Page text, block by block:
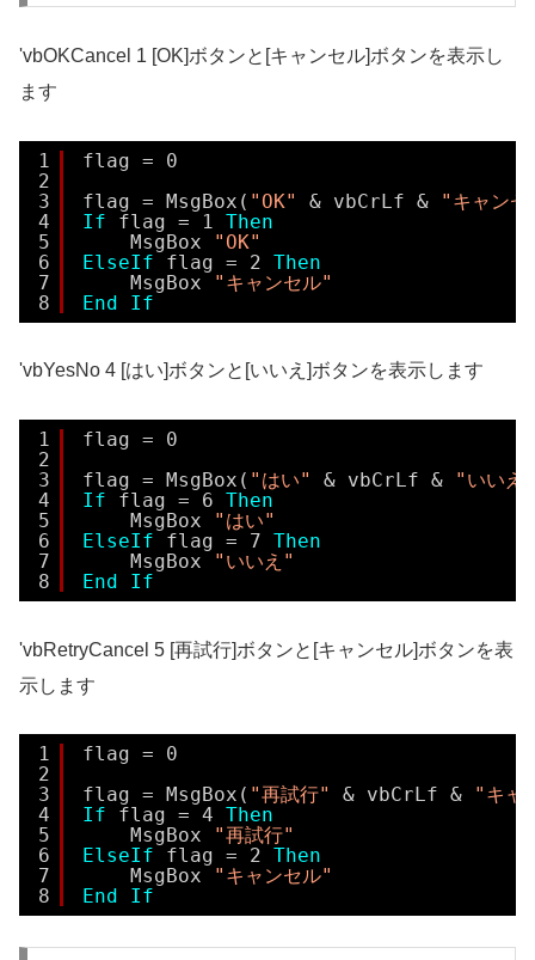
'vbOKCancel 1 [OK]ボタンと[キャンセル]ボタンを表示し
ます
1
2
3
4
5
6
7
8
flag = 0
flag = MsgBox( "OK" & vbCrLf &
"キャン
If
flag = 1 Then
MsgBox
"OK"
ElseIf
flag = 2 Then
MsgBox
"キャンセル"
End
If
'vbYesNo 4 [はい]ボタンと[いいえ]ボタンを表示します
1
2
3
4
5
6
7
8
flag = 0
flag = MsgBox( "はい" & vbCrLf &
"いいえ"
If
flag = 6 Then
MsgBox
"はい"
ElseIf
flag = 7 Then
MsgBox
"いいえ"
End
If
'vbRetryCancel 5 [再試行]ボタンと[キャンセル]ボタンを表
示します
1
2
3
4
5
6
7
8
flag = 0
flag = MsgBox( "再試行" & vbCrLf &
"キャ
If
flag = 4 Then
MsgBox
"再試行"
ElseIf
flag = 2 Then
MsgBox
"キャンセル"
End
If